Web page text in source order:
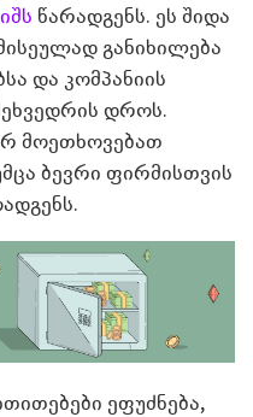
წარადგენს. ეს შიდა
განიხილება
და კომპანიის
დროს.
მოეთხოვებათ
ბევრი ფირმისთვის
ეფუძნება,